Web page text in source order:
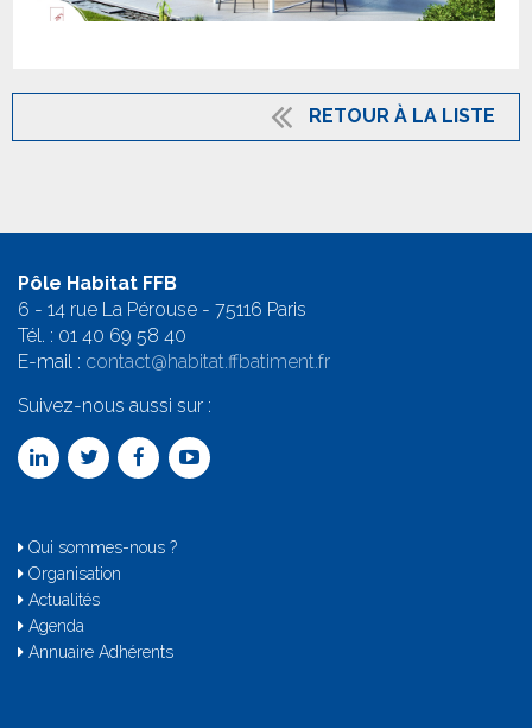
RETOUR À LA LISTE
Pôle Habitat FFB
6 - 14 rue La Pérouse - 75116 Paris
Tél. : 01 40 69 58 40
E-mail : contact@habitat.ffbatiment.fr
Suivez-nous aussi sur :
Qui sommes-nous ?
Organisation
Actualités
Agenda
Annuaire Adhérents